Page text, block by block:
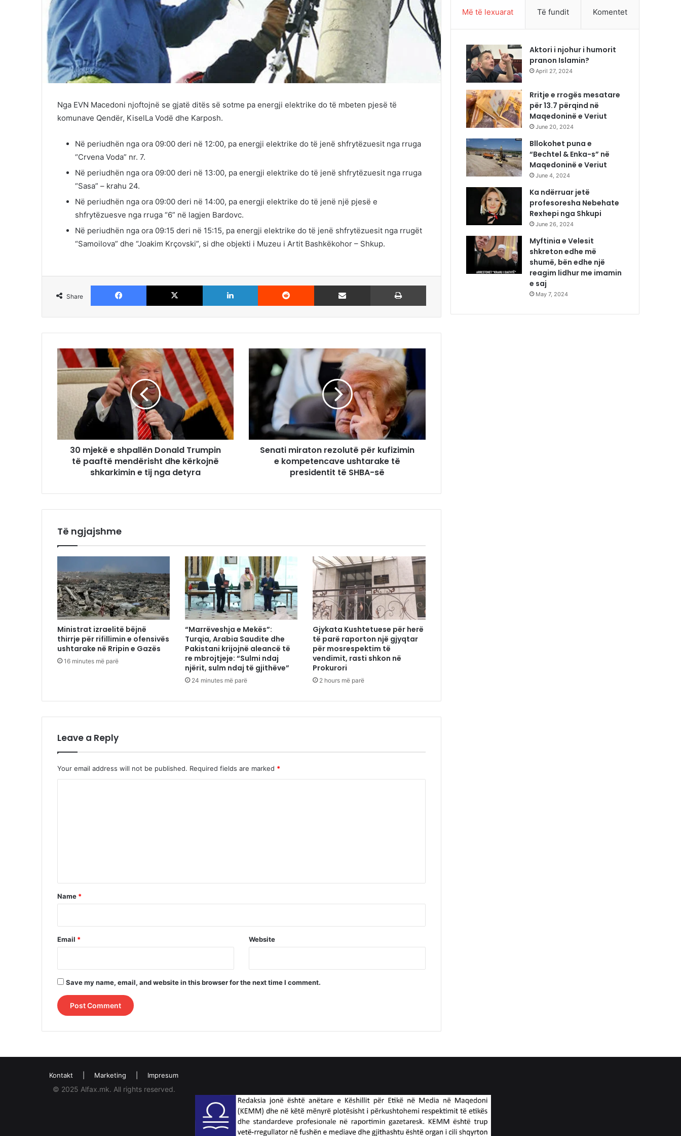
Nga EVN Macedoni njoftojnë se gjatë ditës së sotme pa energji elektrike do të mbeten pjesë të
komunave Qendër, KiselLa Vodë dhe Karposh.
Në periudhën nga ora 09:00 deri në 12:00, pa energji elektrike do të jenë shfrytëzuesit nga rruga
“Crvena Voda” nr. 7.
Në periudhën nga ora 09:00 deri në 13:00, pa energji elektrike do të jenë shfrytëzuesit nga rruga
“Sasa” – krahu 24.
Në periudhën nga ora 09:00 deri në 14:00, pa energji elektrike do të jenë një pjesë e
shfrytëzuesve nga rruga “6” në lagjen Bardovc.
Në periudhën nga ora 09:15 deri në 15:15, pa energji elektrike do të jenë shfrytëzuesit nga rrugët
“Samoilova” dhe “Joakim Krçovski”, si dhe objekti i Muzeu i Artit Bashkëkohor – Shkup.
Share
Facebook X LinkedIn Reddit Share via Email
30 mjekë e shpallën Donald Trumpin
të paaftë mendërisht dhe kërkojnë
shkarkimin e tij nga detyra
Senati miraton rezolutë për kufizimin
e kompetencave ushtarake të
presidentit të SHBA-së
Të ngjajshme
Ministrat izraelitë bëjnë
thirrje për rifillimin e ofensivës
ushtarake në Rripin e Gazës
16 minutes më parë
“Marrëveshja e Mekës”:
Turqia, Arabia Saudite dhe
Pakistani krijojnë aleancë të
re mbrojtjeje: “Sulmi ndaj
njërit, sulm ndaj të gjithëve”
24 minutes më parë
Gjykata Kushtetuese për herë
të parë raporton një gjyqtar
për mosrespektim të
vendimit, rasti shkon në
Prokurori
2 hours më parë
Leave a Reply
Your email address will not be published. Required fields are marked *
*
Name *
Email * Website
Save my name, email, and website in this browser for the next time I comment.
Më të lexuarat Të fundit Komentet
Aktori i njohur i humorit
pranon Islamin?
April 27, 2024
Rritje e rrogës mesatare
për 13.7 përqind në
Maqedoninë e Veriut
June 20, 2024
Bllokohet puna e
“Bechtel & Enka-s” në
Maqedoninë e Veriut
June 4, 2024
Ka ndërruar jetë
profesoresha Nebehate
Rexhepi nga Shkupi
June 26, 2024
Myftinia e Velesit
shkreton edhe më
shumë, bën edhe një
reagim lidhur me imamin
e saj
May 7, 2024
Kontakt Marketing Impresum
© 2025 Alfax.mk. All rights reserved.